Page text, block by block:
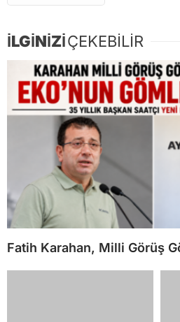
İLGİNİZİÇEKEBİLİR
Fatih Karahan, Milli Görüş